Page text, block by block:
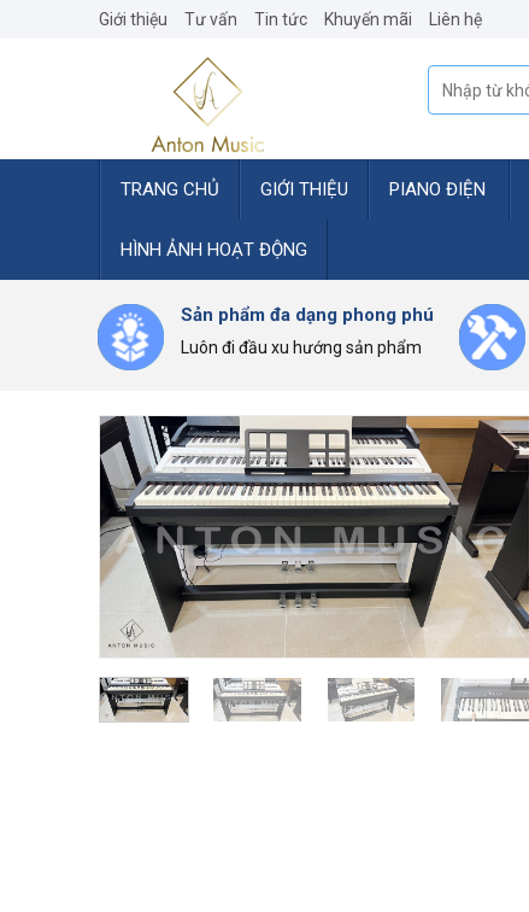
Giới thiệu Tư vấn Tin tức Khuyến mãi Liên hệ
Tìm
kiếm:
TRANG CHỦ GIỚI THIỆU PIANO ĐIỆN
HÌNH ẢNH HOẠT ĐỘNG
Sản phẩm đa dạng phong phú
Luôn đi đầu xu hướng sản phẩm